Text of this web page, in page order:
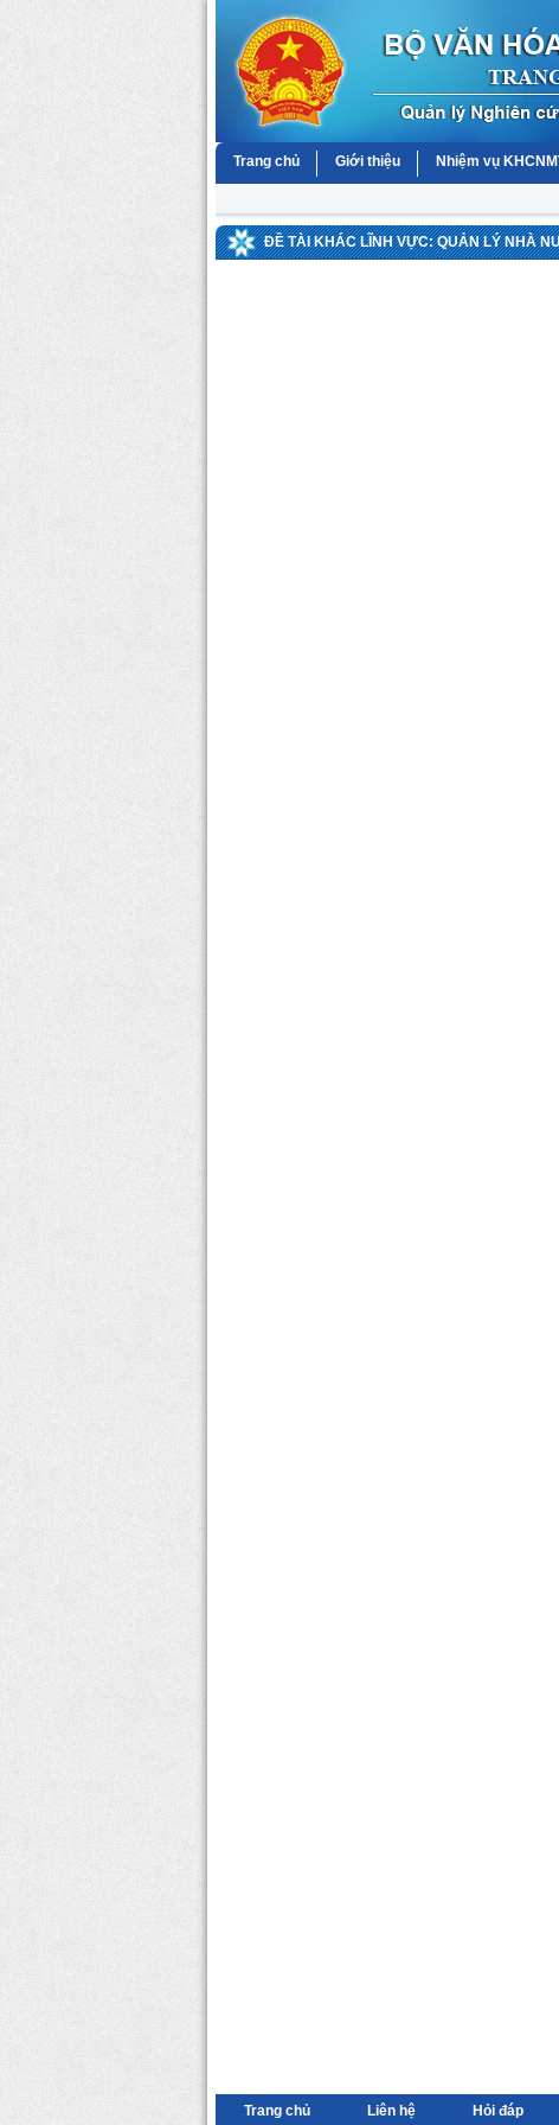
Trang chủ Giới thiệu Nhiệm vụ
ĐỀ TÀI KHÁC LĨNH VỰC: QUẢN LÝ NHÀ
Trang chủ Liên hệ Hỏi đáp